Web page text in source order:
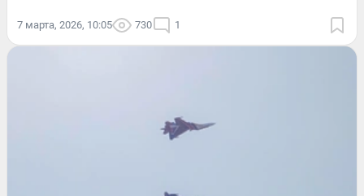
7 марта, 2026, 10:05 730 1